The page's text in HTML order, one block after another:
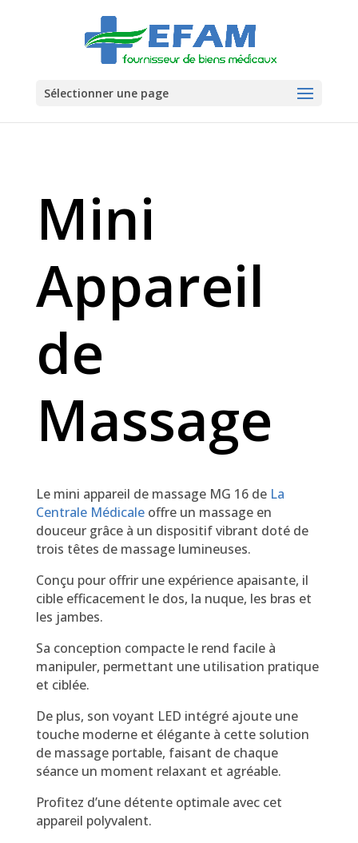
Sélectionner une page
Mini
Appareil
de
Massage
Le mini appareil de massage MG 16 de La
Centrale Médicaleoffre un massage en
douceur grâce à un dispositif vibrant doté de
trois têtes de massage lumineuses.
Conçu pour offrir une expérience apaisante, il
cible efficacement le dos, la nuque, les bras et
les jambes.
Sa conception compacte le rend facile à
manipuler, permettant une utilisation pratique
et ciblée.
De plus, son voyant LED intégré ajoute une
touche moderne et élégante à cette solution
de massage portable, faisant de chaque
séance un moment relaxant et agréable.
Profitez d’une détente optimale avec cet
appareil polyvalent.